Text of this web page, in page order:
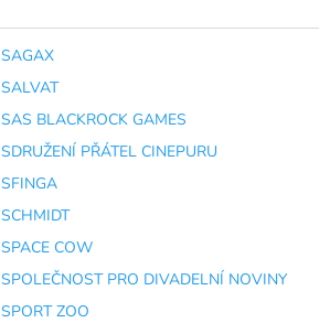
SAGAX
SALVAT
SAS BLACKROCK GAMES
SDRUŽENÍ PŘÁTEL CINEPURU
SFINGA
SCHMIDT
SPACE COW
SPOLEČNOST PRO DIVADELNÍ NOVINY
SPORT ZOO